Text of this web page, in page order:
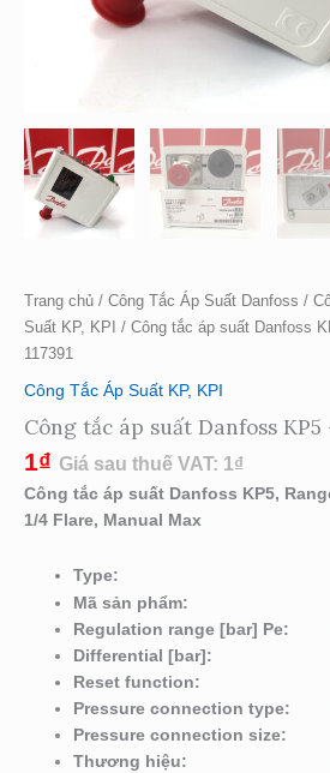
Trang chủ / Công Tắc Áp Suất Danfoss /
Suất KP, KPI
/ Công tắc áp suất Danfoss
117391
Công Tắc Áp Suất KP, KPI
Công tắc áp suất Danfoss KP5
1₫ Giá sau thuế VAT: 1₫
Công tắc áp suất Danfoss KP5,
1/4 Flare, Manual Max
Type:
Mã sản
Regulation range [bar]
Differential
Reset function:
Pressure connection type:
Pressure connection size:
Thương hiệu: